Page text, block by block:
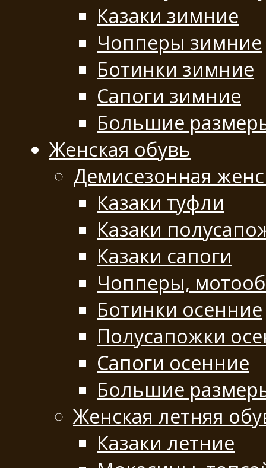
Казаки зимние
Чопперы зимние
Ботинки зимние
Сапоги зимние
Большие
Женская обувь
Демисезонная
Казаки туфли
Казаки
Казаки сапоги
Чопперы,
Ботинки осенние
Полусапожки
Сапоги осенние
Большие
Женская летняя
Казаки летние